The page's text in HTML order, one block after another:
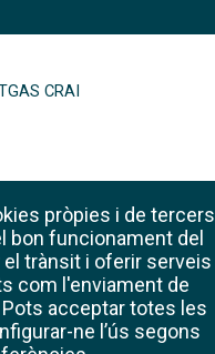
CRAI
galetes
de Barcelona
4.0
pròpies i de tercers
bon funcionament del
el trànsit i oferir serveis
com l'enviament de
acceptar totes les
ne l’ús segons